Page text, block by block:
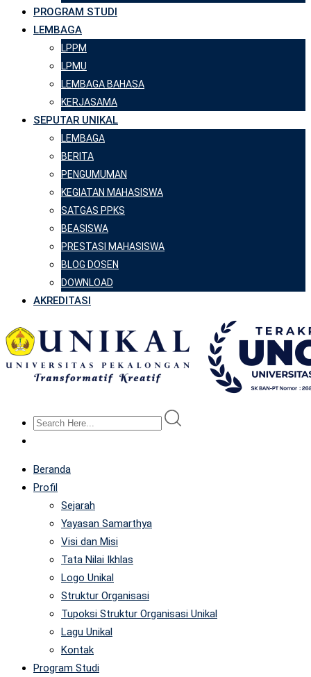
PROGRAM STUDI
LEMBAGA
LPPM
LPMU
LEMBAGA BAHASA
KERJASAMA
SEPUTAR UNIKAL
LEMBAGA
BERITA
PENGUMUMAN
KEGIATAN MAHASISWA
SATGAS PPKS
BEASISWA
PRESTASI MAHASISWA
BLOG DOSEN
DOWNLOAD
AKREDITASI
Beranda
Profil
Sejarah
Yayasan Samarthya
Visi dan Misi
Tata Nilai Ikhlas
Logo Unikal
Struktur Organisasi
Tupoksi Struktur Organisasi Unikal
Lagu Unikal
Kontak
Program Studi